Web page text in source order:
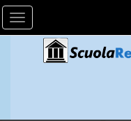
Toggle navigation